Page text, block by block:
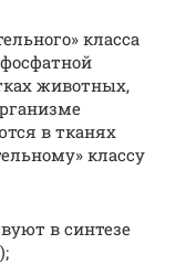
класса
животных,
в тканях
классу
в синтезе